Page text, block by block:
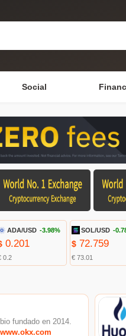
Social
ADA/USD -3.98%
0.201
0.2
SOL/USD -
$ 72.759
€ 73.01
fundado en 2014.